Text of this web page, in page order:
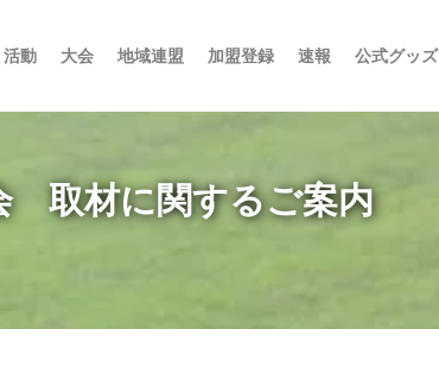
活動 大会 地域連盟 加盟登録 速報 公式グッズ
取材に関するご案内